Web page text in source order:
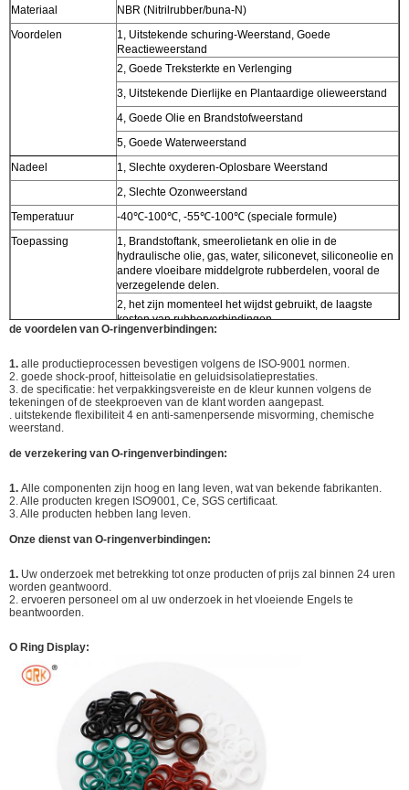
Materiaal
NBR (Nitrilrubber/buna-N)
Voordelen
1, Uitstekende schuring-Weerstand, Goede
Reactieweerstand
2, Goede Treksterkte en Verlenging
3, Uitstekende Dierlijke en Plantaardige olieweerstand
4, Goede Olie en Brandstofweerstand
5, Goede Waterweerstand
Nadeel
1, Slechte oxyderen-Oplosbare Weerstand
2, Slechte Ozonweerstand
Temperatuur
-40℃-100℃, -55℃-100℃ (speciale formule)
Toepassing
1, Brandstoftank, smeerolietank en olie in de
hydraulische olie, gas, water, siliconevet, siliconeolie en
andere vloeibare middelgrote rubberdelen, vooral de
verzegelende delen.
2, het zijn momenteel het wijdst gebruikt, de laagste
kosten van rubberverbindingen.
de voordelen van O-ringenverbindingen:
1. alle productieprocessen bevestigen volgens de ISO-9001 normen.
2. goede shock-proof, hitteisolatie en geluidsisolatieprestaties.
3. de specificatie: het verpakkingsvereiste en de kleur kunnen volgens de
tekeningen of de steekproeven van de klant worden aangepast.
. uitstekende flexibiliteit 4 en anti-samenpersende misvorming, chemische
weerstand.
de verzekering van O-ringenverbindingen:
1. Alle componenten zijn hoog en lang leven, wat van bekende fabrikanten.
2. Alle producten kregen ISO9001, Ce, SGS certificaat.
3. Alle producten hebben lang leven.
Onze dienst van O-ringenverbindingen:
1. Uw onderzoek met betrekking tot onze producten of prijs zal binnen 24 uren
worden geantwoord.
2. ervoeren personeel om al uw onderzoek in het vloeiende Engels te
beantwoorden.
O Ring Display: